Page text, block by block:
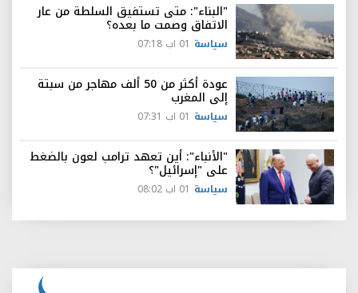
"البناء": متى تستفيق السلطة من عار
الاتفاق وصمت ما بعده؟
سياسة 01 اب 07:18
عودة أكثر من 50 ألف مهاجر من سبتة
إلى المغرب
سياسة 01 اب 07:31
"الأنباء": أين تعهد ترامب لعون بالضغط
على "إسرائيل"؟
سياسة 01 اب 08:02